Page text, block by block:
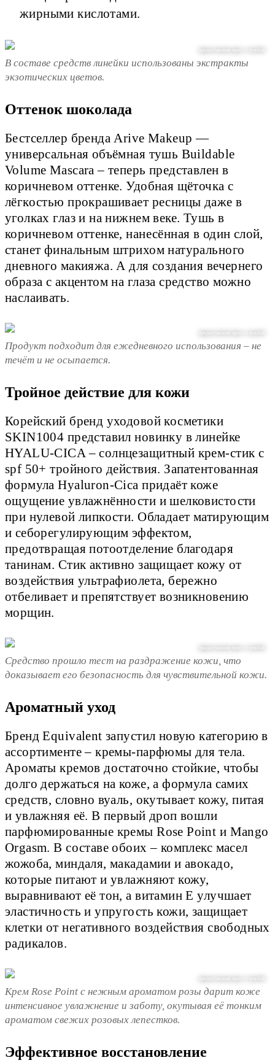
жирными кислотами.
предоставлено пресс-службой
В составе средств линейки использованы экстракты
экзотических цветов.
Оттенок шоколада
Бестселлер бренда Arive Makeup —
универсальная объёмная тушь Buildable
Volume Mascara – теперь представлен в
коричневом оттенке. Удобная щёточка с
лёгкостью прокрашивает ресницы даже в
уголках глаз и на нижнем веке. Тушь в
коричневом оттенке, нанесённая в один слой,
станет финальным штрихом натурального
дневного макияжа. А для создания вечернего
образа с акцентом на глаза средство можно
наслаивать.
предоставлено пресс-службой
Продукт подходит для ежедневного использования – не
течёт и не осыпается.
Тройное действие для кожи
Корейский бренд уходовой косметики
SKIN1004 представил новинку в линейке
HYALU-CICA – солнцезащитный крем-стик с
spf 50+ тройного действия. Запатентованная
формула Hyaluron-Cica придаёт коже
ощущение увлажнённости и шелковистости
при нулевой липкости. Обладает матирующим
и себорегулирующим эффектом,
предотвращая потоотделение благодаря
танинам. Стик активно защищает кожу от
воздействия ультрафиолета, бережно
отбеливает и препятствует возникновению
морщин.
предоставлено пресс-службой
Средство прошло тест на раздражение кожи, что
доказывает его безопасность для чувствительной кожи.
Ароматный уход
Бренд Equivalent запустил новую категорию в
ассортименте – кремы-парфюмы для тела.
Ароматы кремов достаточно стойкие, чтобы
долго держаться на коже, а формула самих
средств, словно вуаль, окутывает кожу, питая
и увлажняя её. В первый дроп вошли
парфюмированные кремы Rose Point и Mango
Orgasm. В составе обоих – комплекс масел
жожоба, миндаля, макадамии и авокадо,
которые питают и увлажняют кожу,
выравнивают её тон, а витамин Е улучшает
эластичность и упругость кожи, защищает
клетки от негативного воздействия свободных
радикалов.
предоставлено пресс-службой
Крем Rose Point с нежным ароматом розы дарит коже
интенсивное увлажнение и заботу, окутывая её тонким
ароматом свежих розовых лепестков.
Эффективное восстановление